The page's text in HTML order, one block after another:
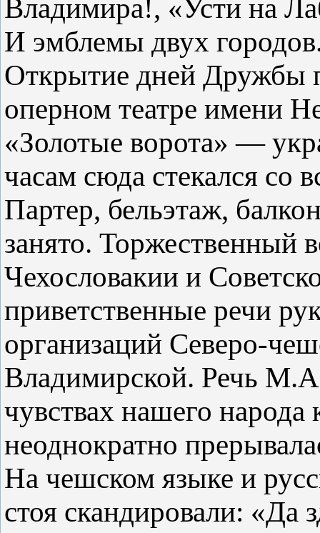
Владимира!, «Усти на
И эмблемы двух
Открытие дней Дружбы
оперном театре имени
«Золотые ворота» —
часам сюда стекался со
Партер, бельэтаж,
занято. Торжественный
Чехословакии и
приветственные речи
организаций Северо-
Владимирской. Речь
чувствах нашего
неоднократно
На чешском языке и
стоя скандировали: «Да